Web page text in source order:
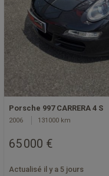
Porsche 997 CARRERA 4 S
2006 131000 km
65 000 €
Actualisé il y a 5 jours